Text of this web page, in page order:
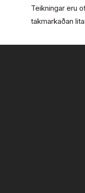
Teikningar eru
takmarkaðan